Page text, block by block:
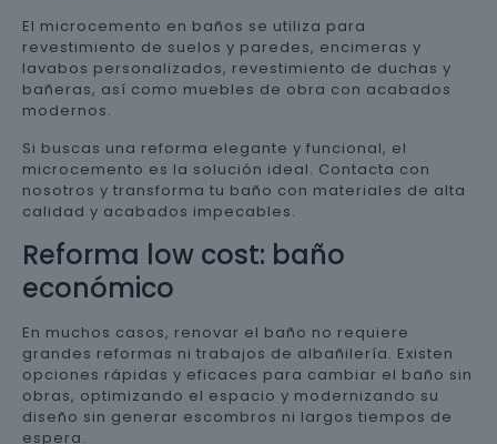
El microcemento en baños se utiliza para
revestimiento de suelos y paredes, encimeras y
lavabos personalizados, revestimiento de duchas y
bañeras, así como muebles de obra con acabados
modernos.
Si buscas una reforma elegante y funcional, el
microcemento es la solución ideal. Contacta con
nosotros y transforma tu baño con materiales de alta
calidad y acabados impecables.
Reforma low cost: baño
económico
En muchos casos, renovar el baño no requiere
grandes reformas ni trabajos de albañilería. Existen
opciones rápidas y eficaces para cambiar el baño sin
obras, optimizando el espacio y modernizando su
diseño sin generar escombros ni largos tiempos de
espera.